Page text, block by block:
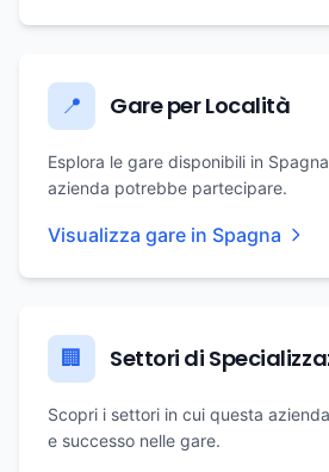
📍 Gare per Località
Esplora le gare disponibili in
azienda potrebbe partecipare.
Visualizza gare in Spagna
🏢 Settori di
Scopri i settori in cui questa
e successo nelle gare.